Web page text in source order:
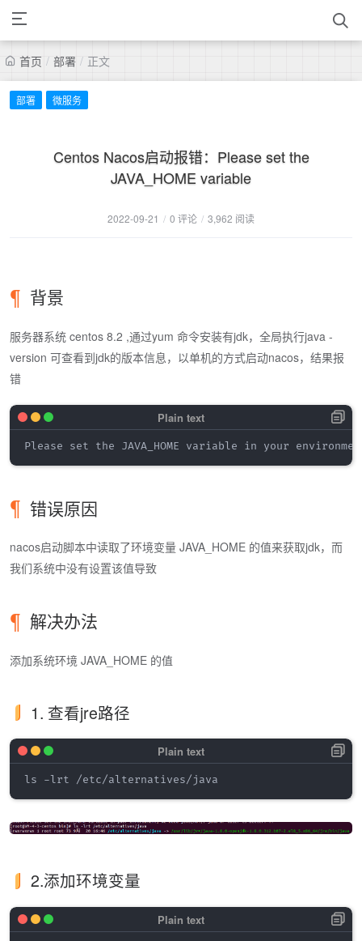
首页 / 部署 / 正文
部署 微服务
Centos Nacos启动报错：Please set the
JAVA_HOME variable
2022-09-21 / 0 评论 / 3,962 阅读
背景
服务器系统 centos 8.2 ,通过yum 命令安装有jdk，全局执行java -
version 可查看到jdk的版本信息，以单机的方式启动nacos，结果报
错
错误原因
nacos启动脚本中读取了环境变量 JAVA_HOME 的值来获取jdk，而
我们系统中没有设置该值导致
解决办法
添加系统环境 JAVA_HOME 的值
1. 查看jre路径
2.添加环境变量